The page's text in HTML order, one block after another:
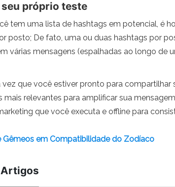
próprio teste
tem uma lista de hashtags em potencial, é
posto; De fato, uma ou duas hashtags por
várias mensagens (espalhadas ao longo de
vez que você estiver pronto para
mais relevantes para amplificar sua
que você executa e offline para
Gêmeos em Compatibilidade do Zodíaco